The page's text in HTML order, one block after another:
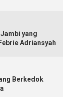
yang
Adriansyah
Berkedok